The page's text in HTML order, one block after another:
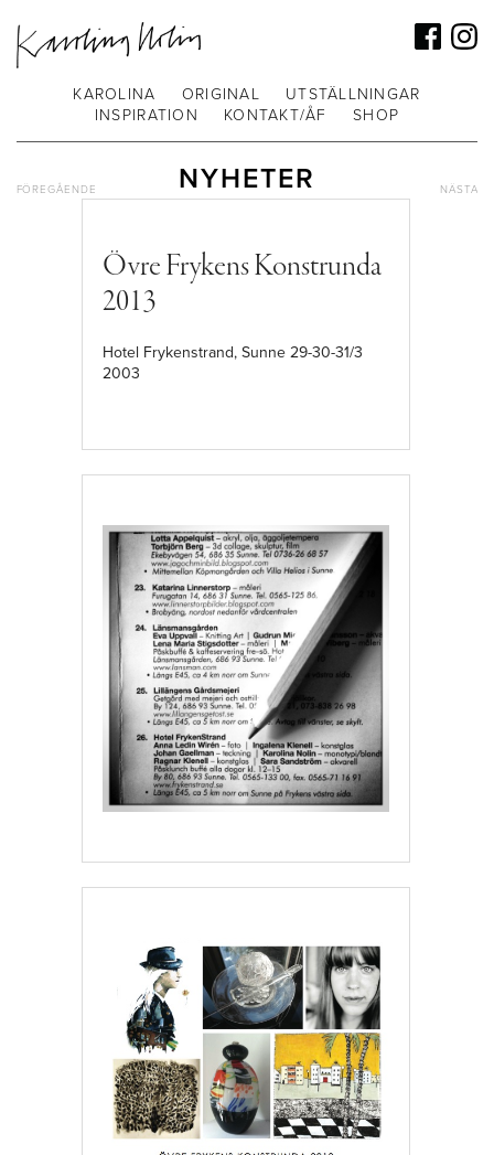
KAROLINA ORIGINAL
UTSTÄLLNINGAR
INSPIRATION
KONTAKT/ÅF SHOP
NYHETER
FÖREGÅENDE NÄSTA
Övre Frykens Konstrunda
2013
Hotel Frykenstrand, Sunne 29-30-31/3
2003